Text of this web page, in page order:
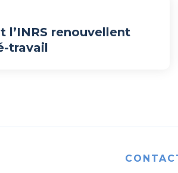
l’INRS renouvellent
travail